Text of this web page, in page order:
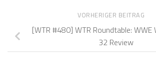
VORHERIGER BEITRAG
[WTR #480] WTR Roundtable:
32 Review